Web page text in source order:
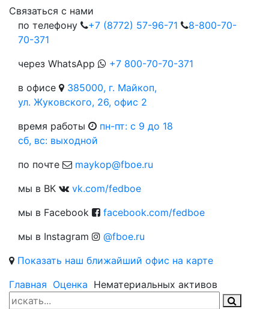
Cвязаться с нами
по телефону
+7 (8772) 57-96-71
8-800-70-
70-371
через WhatsApp
+7 800-70-70-371
в офисе
385000, г. Майкоп,
ул. Жуковского, 26, офис 2
время работы
пн-пт: c 9 до 18
сб, вс: выходной
по почте
maykop@fboe.ru
мы в ВК
vk.com/fedboe
мы в Facebook
facebook.com/fedboe
мы в Instagram
@fboe.ru
Показать наш ближайший офис на карте
Главная Оценка Нематериальных активов